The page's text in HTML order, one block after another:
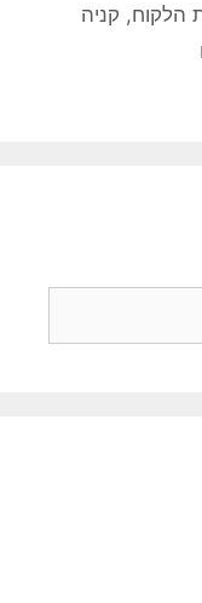
הלקוח, קניה